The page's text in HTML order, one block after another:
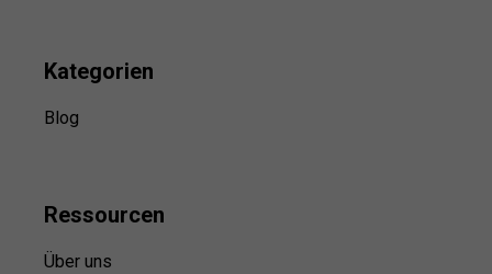
Kategorien
Blog
Ressourcen
Über uns